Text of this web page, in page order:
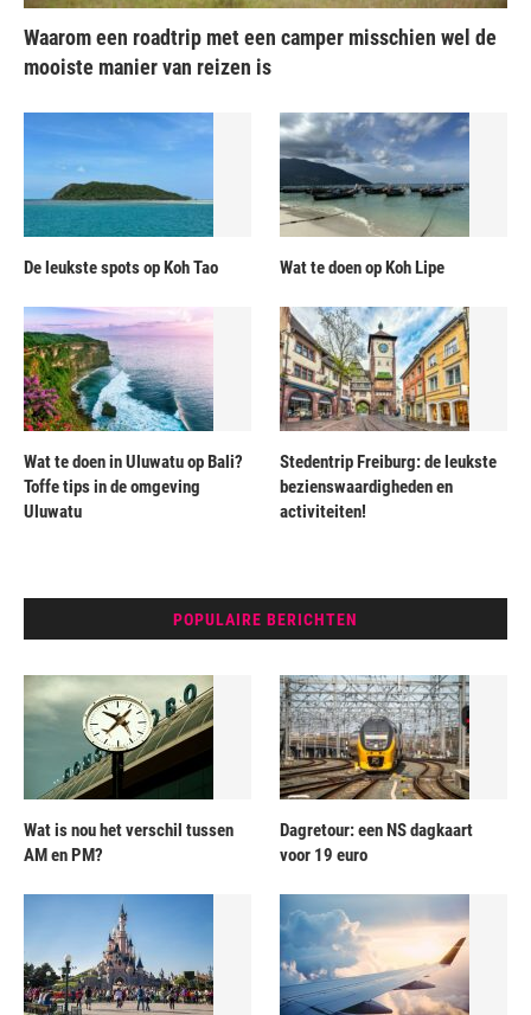
Waarom een roadtrip met een camper misschien wel de
mooiste manier van reizen is
De leukste spots op Koh Tao Wat te doen op Koh Lipe
Wat te doen in Uluwatu op Bali?
Toffe tips in de omgeving
Uluwatu
Stedentrip Freiburg: de leukste
bezienswaardigheden en
activiteiten!
POPULAIRE BERICHTEN
Wat is nou het verschil tussen
AM en PM?
Dagretour: een NS dagkaart
voor 19 euro